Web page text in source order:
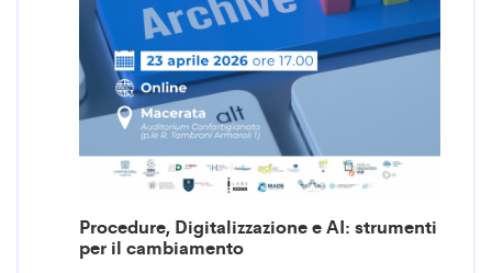
Procedure, Digitalizzazione e AI: strumenti
per il cambiamento